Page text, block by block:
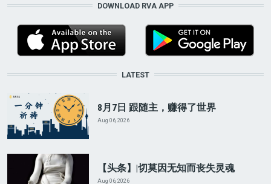
DOWNLOAD RVA APP
LATEST
8月7日 跟随主，赚得了世界
Aug 06, 2026
【头条】|切莫因无知而丧失灵魂
Aug 06, 2026